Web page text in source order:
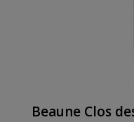
Beaune Clos